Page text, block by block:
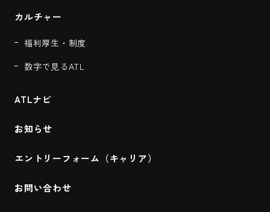
カルチャー
福利厚生・制度
数字で見るATL
ATLナビ
お知らせ
エントリーフォーム（キャリア）
お問い合わせ